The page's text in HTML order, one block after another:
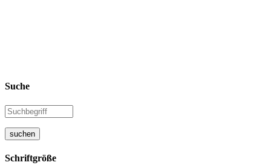
Suche
suchen
Schriftgröße